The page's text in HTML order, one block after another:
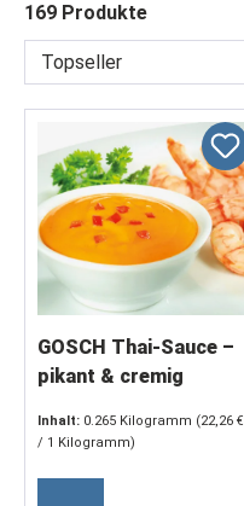
169 Produkte
GOSCH Thai-Sauce –
pikant & cremig
Inhalt: 0.265 Kilogramm (22,26 €
/ 1 Kilogramm)